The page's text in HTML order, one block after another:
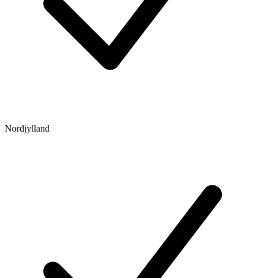
Nordjylland